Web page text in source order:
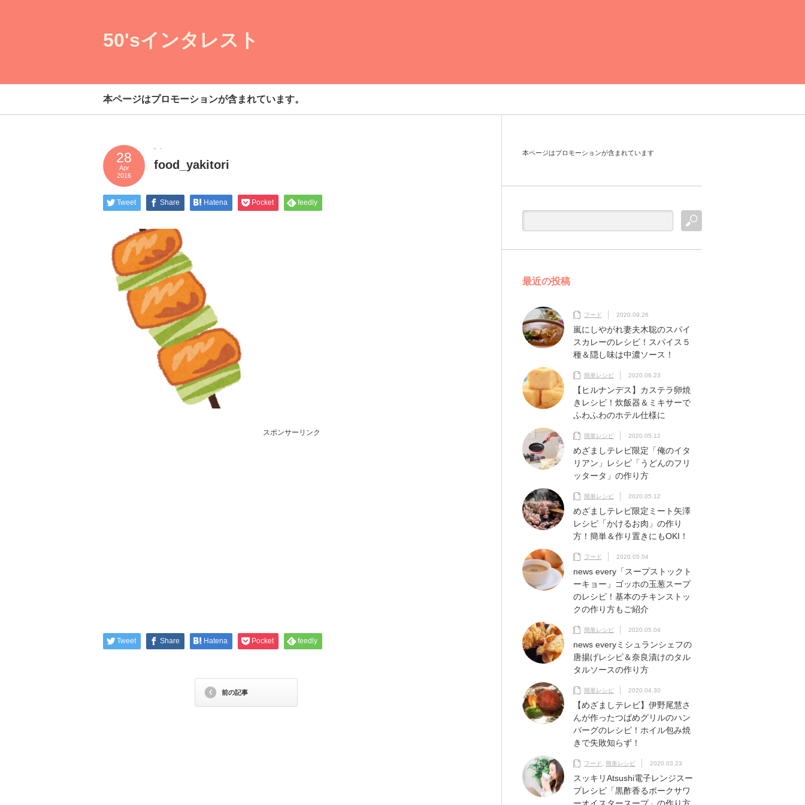
50'sインタレスト
本ページはプロモーションが含まれています。
28
Apr
2016
food_yakitori
Tweet Share Hatena Pocket feedly
スポンサーリンク
Tweet Share Hatena Pocket feedly
前の記事
本ページはプロモーションが含まれています
最近の投稿
フード 2020.09.26
嵐にしやがれ妻夫木聡のスパイ
スカレーのレシピ！スパイス５
種＆隠し味は中濃ソース！
簡単レシピ 2020.06.23
【ヒルナンデス】カステラ卵焼
きレシピ！炊飯器＆ミキサーで
ふわふわのホテル仕様に
簡単レシピ 2020.05.12
めざましテレビ限定「俺のイタ
リアン」レシピ「うどんのフリ
ッタータ」の作り方
簡単レシピ 2020.05.12
めざましテレビ限定ミート矢澤
レシピ「かけるお肉」の作り
方！簡単＆作り置きにもOKI！
フード 2020.05.04
news every「スープストックト
ーキョー」ゴッホの玉葱スープ
のレシピ！基本のチキンストッ
クの作り方もご紹介
簡単レシピ 2020.05.04
news everyミシュランシェフの
唐揚げレシピ＆奈良漬けのタル
タルソースの作り方
簡単レシピ 2020.04.30
【めざましテレビ】伊野尾慧さ
んが作ったつばめグリルのハン
バーグのレシピ！ホイル包み焼
きで失敗知らず！
フード 簡単レシピ 2020.03.23
スッキリAtsushi電子レンジスー
プレシピ「黒酢香るポークサワ